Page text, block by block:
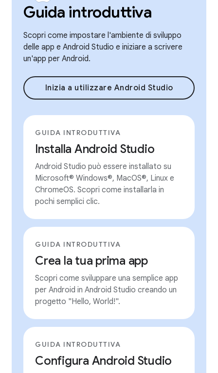
Guida introduttiva
Scopri come impostare l'ambiente di sviluppo
delle app e Android Studio e iniziare a scrivere
un'app per Android.
Inizia a utilizzare Android Studio
GUIDA INTRODUTTIVA
Installa Android Studio
Android Studio può essere installato su
Microsoft® Windows®, MacOS®, Linux e
ChromeOS. Scopri come installarla in
pochi semplici clic.
GUIDA INTRODUTTIVA
Crea la tua prima app
Scopri come sviluppare una semplice app
per Android in Android Studio creando un
progetto "Hello, World!".
GUIDA INTRODUTTIVA
Configura Android Studio